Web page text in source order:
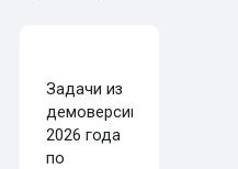
Задачи из
демоверсии
2026 года
по